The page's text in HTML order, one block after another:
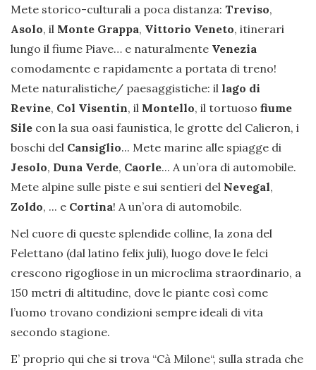
Mete storico-culturali a poca distanza: Treviso,
Asolo, il Monte Grappa, Vittorio Veneto, itinerari
lungo il fiume Piave… e naturalmente Venezia
comodamente e rapidamente a portata di treno!
Mete naturalistiche/ paesaggistiche: il lago di
Revine, Col Visentin, il Montello, il tortuoso fiume
Sile con la sua oasi faunistica, le grotte del Calieron, i
boschi del Cansiglio... Mete marine alle spiagge di
Jesolo, Duna Verde, Caorle... A un’ora di automobile.
Mete alpine sulle piste e sui sentieri del Nevegal,
Zoldo, ... e Cortina! A un’ora di automobile.
Nel cuore di queste splendide colline, la zona del
Felettano (dal latino felix juli), luogo dove le felci
crescono rigogliose in un microclima straordinario, a
150 metri di altitudine, dove le piante così come
l’uomo trovano condizioni sempre ideali di vita
secondo stagione.
E’ proprio qui che si trova “Cà Milone“, sulla strada che